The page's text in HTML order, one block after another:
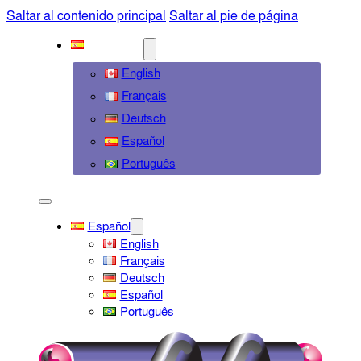
Saltar al contenido principal Saltar al pie de página
English
Français
Deutsch
Español
Português
Español
English
Français
Deutsch
Español
Português